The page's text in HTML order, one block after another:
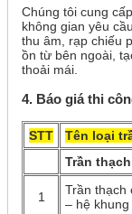
Chúng tôi cung
không gian yêu
thu âm, rạp chiếu
ồn từ bên ngoài,
thoải mái.
4. Báo giá thi
STT Tên loại
Trần
1
Trần thạch
– hệ